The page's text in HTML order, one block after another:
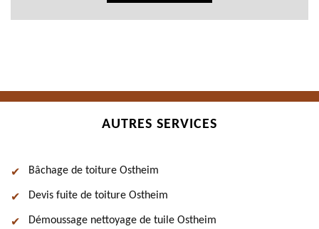
AUTRES SERVICES
Bâchage de toiture Ostheim
Devis fuite de toiture Ostheim
Démoussage nettoyage de tuile Ostheim